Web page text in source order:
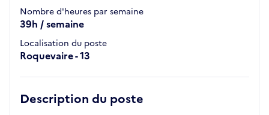
Nombre d'heures par semaine
39h / semaine
Localisation du poste
Roquevaire - 13
Description du poste